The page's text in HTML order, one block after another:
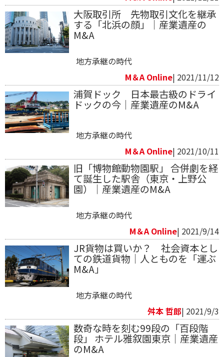
大阪取引所 先物取引文化を継承
する「北浜の顔」｜産業遺産の
M&A
地方承継の時代
M＆A Online| 2021/11/12
浦賀ドック 日本最古級のドライ
ドックの今｜産業遺産のM&A
地方承継の時代
M＆A Online| 2021/10/11
旧「博物館動物園駅」 合併劇を経
て誕生した駅舎（東京・上野公
園）｜産業遺産のM&A
地方承継の時代
M＆A Online| 2021/9/14
JR貨物は買いか？ 社会資本とし
ての鉄道貨物｜人とものを「運ぶ
M&A」
地方承継の時代
舛本 哲郎| 2021/9/3
数奇な時を刻む99段の「百段階
段」 ホテル雅叙園東京｜産業遺産
のM&A